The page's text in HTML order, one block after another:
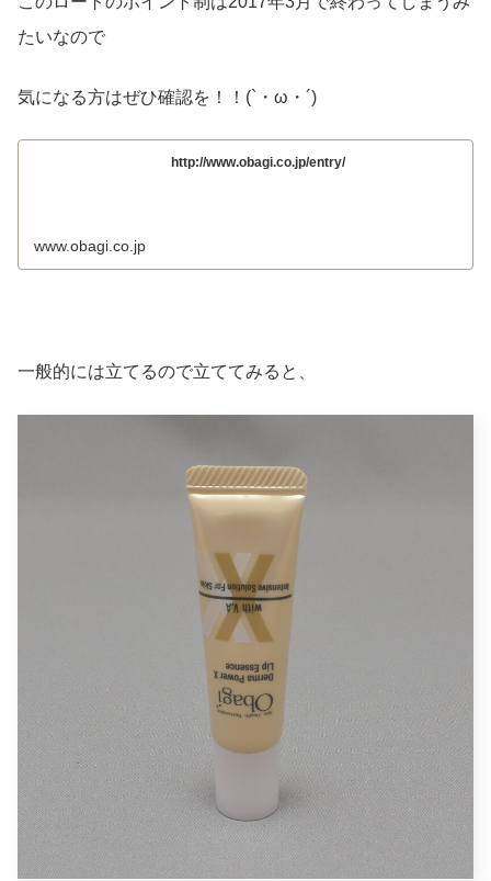
たいなので
気になる方はぜひ確認を！！(`・ω・´)
http://www.obagi.co.jp/entry/
www.obagi.co.jp
一般的には立てるので立ててみると、